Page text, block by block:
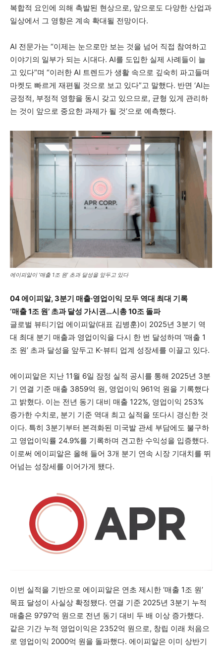
복합적 요인에 의해 촉발된 현상으로, 앞으로도 다양한 산업과
일상에서 그 영향은 계속 확대될 전망이다.
AI 전문가는 “이제는 눈으로만 보는 것을 넘어 직접 참여하고
이야기의 일부가 되는 시대다. AI를 도입한 실제 사례들이 늘
고 있다”며 “이러한 AI 트렌드가 생활 속으로 깊숙히 파고들며
마켓도 빠르게 재편될 것으로 보고 있다”고 말했다. 반면 ‘AI는
긍정적, 부정적 영향을 동시 갖고 있으므로, 균형 있게 관리하
는 것이 앞으로 중요한 과제가 될 것’으로 예측했다.
에이피알이 ‘매출 1조 원’ 초과 달성을 앞두고 있다
04 에이피알, 3분기 매출·영업이익 모두 역대 최대 기록
‘매출 1조 원’ 초과 달성 가시권…시총 10조 돌파
글로벌 뷰티기업 에이피알(대표 김병훈)이 2025년 3분기 역
대 최대 분기 매출과 영업이익을 다시 한 번 달성하며 ‘매출 1
조 원’ 초과 달성을 앞두고 K-뷰티 업계 성장세를 이끌고 있다.
에이피알은 지난 11월 6일 잠정 실적 공시를 통해 2025년 3분
기 연결 기준 매출 3859억 원, 영업이익 961억 원을 기록했다
고 밝혔다. 이는 전년 동기 대비 매출 122%, 영업이익 253%
증가한 수치로, 분기 기준 역대 최고 실적을 또다시 경신한 것
이다. 특히 3분기부터 본격화된 미국발 관세 부담에도 불구하
고 영업이익률 24.9%를 기록하며 견고한 수익성을 입증했다.
이로써 에이피알은 올해 들어 3개 분기 연속 시장 기대치를 뛰
어넘는 성장세를 이어가게 됐다.
이번 실적을 기반으로 에이피알은 연초 제시한 ‘매출 1조 원’
목표 달성이 사실상 확정됐다. 연결 기준 2025년 3분기 누적
매출은 9797억 원으로 전년 동기 대비 두 배 이상 증가했다.
같은 기간 누적 영업이익은 2352억 원으로, 창립 이래 처음으
로 영업이익 2000억 원을 돌파했다. 에이피알은 이미 상반기